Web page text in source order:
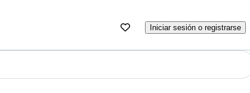
Iniciar sesión o registrarse